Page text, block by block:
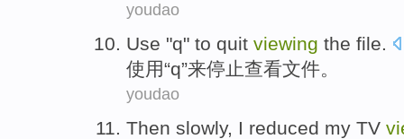
youdao
Use "q" to quit viewing the file.
使用“q”来停止查看文件。
youdao
Then slowly, I reduced my TV